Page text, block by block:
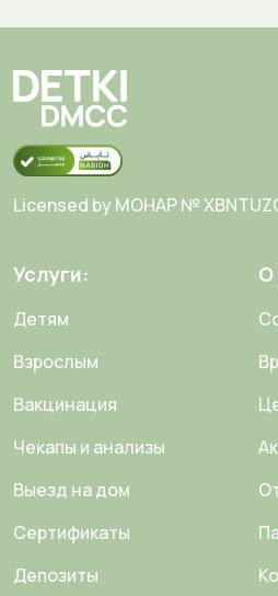
Licensed by MOHAP №
Услуги:
Детям
Взрослым
Вакцинация
Чекапы и анализы
Выезд на дом
Сертификаты
Депозиты
О